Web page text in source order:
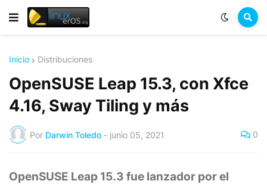
Inicio Distribuciones
OpenSUSE Leap 15.3, con Xfce
4.16, Sway Tiling y más
Por Darwin Toledo - junio 05, 2021 0
OpenSUSE Leap 15.3 fue lanzador porel